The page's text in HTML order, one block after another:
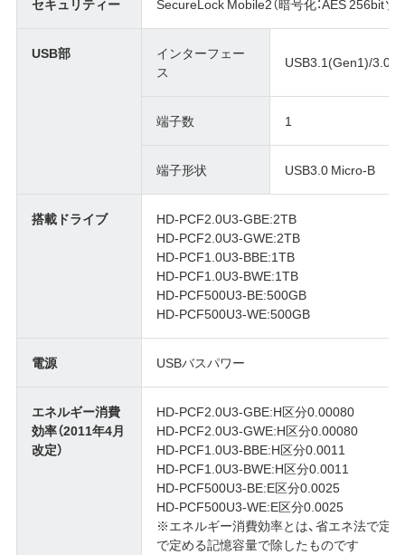
セキュリティー SecureLock Mobile2（暗号化：AES 256bitソ
USB部
インターフェー
ス
USB3.1(Gen1)/3.0/
端子数 1
端子形状 USB3.0 Micro-B
搭載ドライブ
HD-PCF2.0U3-GBE:2TB
HD-PCF2.0U3-GWE:2TB
HD-PCF1.0U3-BBE:1TB
HD-PCF1.0U3-BWE:1TB
HD-PCF500U3-BE:500GB
HD-PCF500U3-WE:500GB
電源 USBバスパワー
エネルギー消費
効率（2011年4月
改定）
HD-PCF2.0U3-GBE:H区分0.00080
HD-PCF2.0U3-GWE:H区分0.00080
HD-PCF1.0U3-BBE:H区分0.0011
HD-PCF1.0U3-BWE:H区分0.0011
HD-PCF500U3-BE:E区分0.0025
HD-PCF500U3-WE:E区分0.0025
※エネルギー消費効率とは、省エネ法で定
で定める記憶容量で除したものです